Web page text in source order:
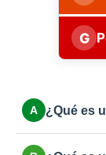
G
A ¿Qué es
Máxima